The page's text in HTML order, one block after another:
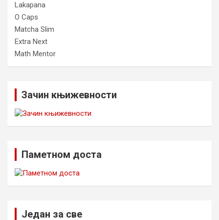
Lakapana
O Caps
Matcha Slim
Extra Next
Math Mentor
Зачин књижевности
Паметном доста
Један за све